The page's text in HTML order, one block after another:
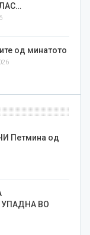
од минатото
Петмина од
ВО